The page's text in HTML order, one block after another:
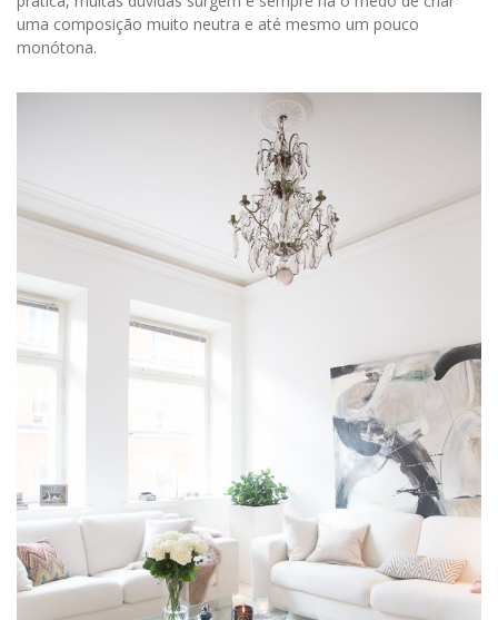
uma composição muito neutra e até mesmo um pouco
monótona.